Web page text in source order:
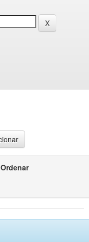
Ordenar